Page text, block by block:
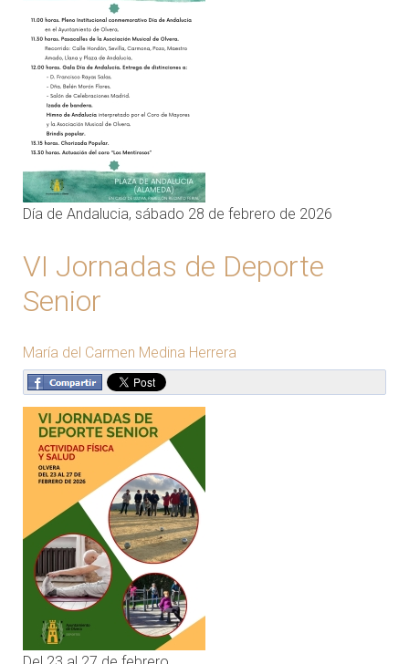
Día de Andalucia, sábado 28 de febrero de 2026
VI Jornadas de Deporte
Senior
María del Carmen Medina Herrera